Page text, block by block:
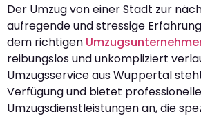
Der Umzug von einer Stadt zur
aufregende und stressige
dem richtigen
reibungslos und unkompliziert
Umzugsservice aus Wuppertal
Verfügung und bietet professionelle
Umzugsdienstleistungen an, die